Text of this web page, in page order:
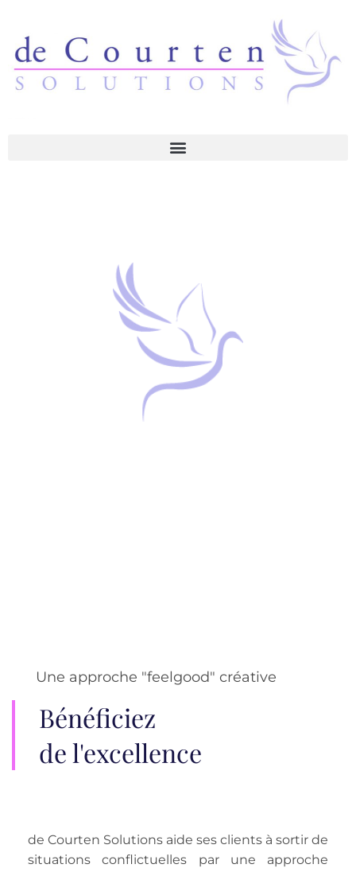
Une approche "feelgood" créative
Bénéficiez
de l'excellence
de Courten Solutions aide ses clients à sortir de
situations conflictuelles par une approche